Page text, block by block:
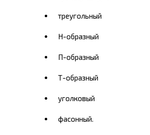
треугольный
Н-образный
П-образный
Т-образный
уголковый
фасонный.